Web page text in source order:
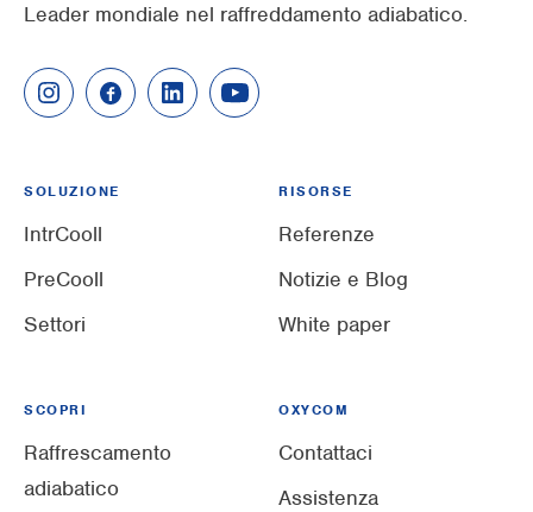
Leader mondiale nel raffreddamento adiabatico.
SOLUZIONE
IntrCooll
PreCooll
Settori
RISORSE
Referenze
Notizie e Blog
White paper
SCOPRI
Raffrescamento
adiabatico
OXYCOM
Contattaci
Assistenza